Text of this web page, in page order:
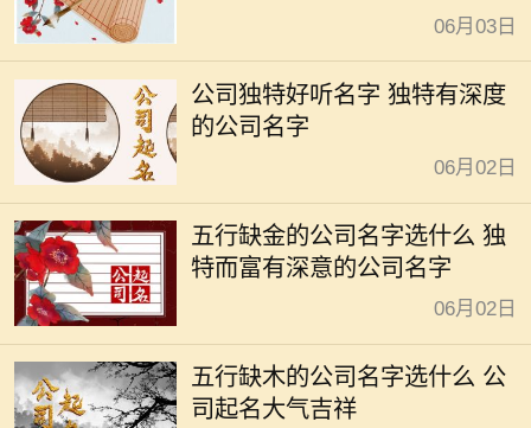
06月03日
公司独特好听名字 独特有深度
的公司名字
06月02日
五行缺金的公司名字选什么 独
特而富有深意的公司名字
06月02日
五行缺木的公司名字选什么 公
司起名大气吉祥